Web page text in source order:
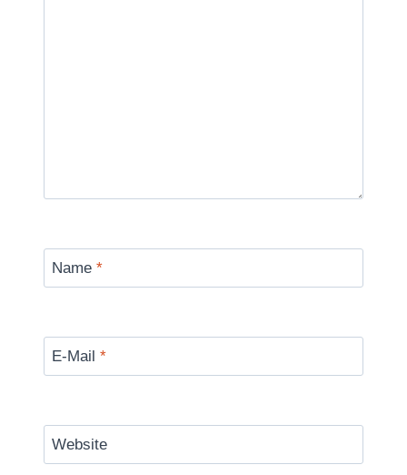
Name *
E-Mail *
Website